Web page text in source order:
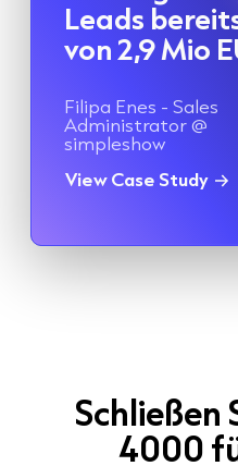
Leads
von 2,9 Mio
Filipa Enes - Sales
Administrator @
simpleshow
View Case Study
Schließen
4000